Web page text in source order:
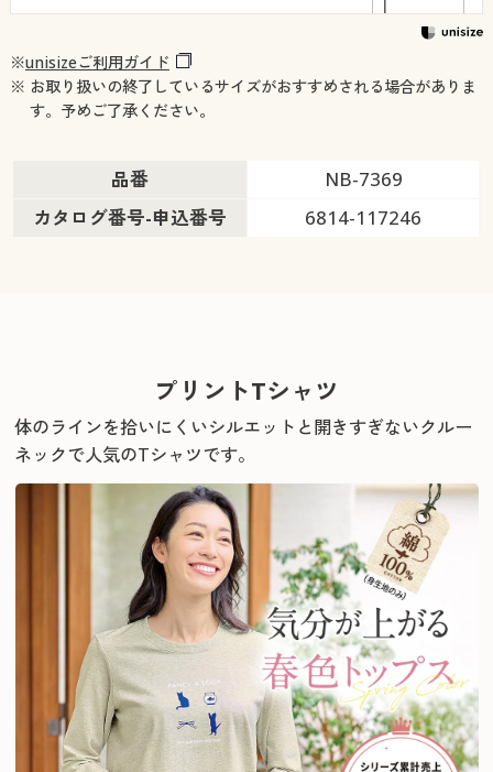
※unisizeご利用ガイド
※ お取り扱いの終了しているサイズがおすすめされる場合がありま
す。予めご了承ください。
品番
NB-7369
カタログ番号-申込番号
6814-117246
プリントTシャツ
体のラインを拾いにくいシルエットと開きすぎないクルー
ネックで人気のTシャツです。